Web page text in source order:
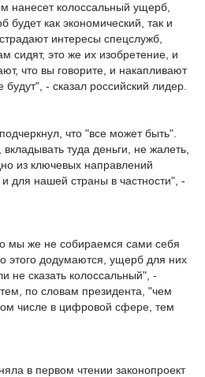
нанесет колоссальный ущерб,
будет как экономический, так и
интересы спецслужб,
сидят, это же их изобретение, и
что вы говорите, и накапливают
- сказал российский лидер.
что "все может быть".
туда деньги, не жалеть,
из ключевых направлений
для нашей страны в частности", -
мы же не собираемся сами себя
этого додумаются, ущерб для них
не сказать колоссальный", -
по словам президента, "чем
числе в цифровой сфере, тем
в первом чтении законопроект